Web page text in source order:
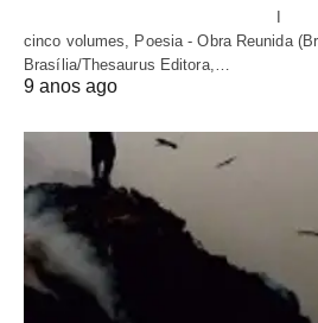
I Primeiro de
cinco volumes, Poesia - Obra Reunida
Brasília/Thesaurus Editora,…
9 anos ago